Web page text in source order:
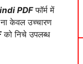
PDFफॉर्म में
केवल उच्चारण
को निचे उपलब्ध